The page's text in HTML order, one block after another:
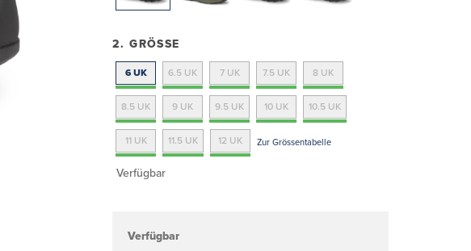
2. GRÖSSE
6 UK 6.5 UK 7 UK 7.5 UK 8 UK
8.5 UK 9 UK 9.5 UK 10 UK 10.5 UK
11 UK 11.5 UK 12 UK Zur Grössentabelle
Verfügbar
Verfügbar